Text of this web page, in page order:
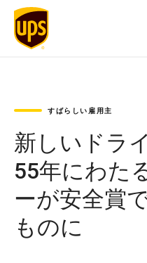
すばらしい雇用主
新しいドラ
55年にわた
ーが安全賞
ものに